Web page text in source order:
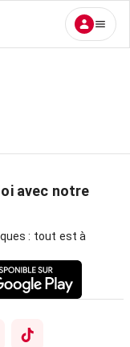
avec notre
: tout est à